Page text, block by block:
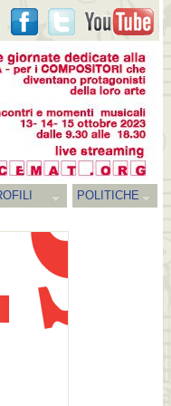
POLITICHE